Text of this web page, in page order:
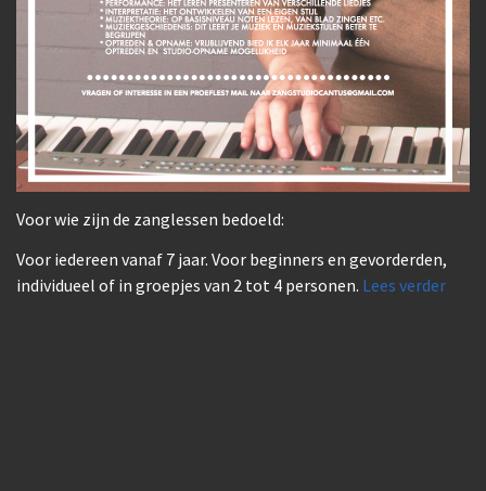
Voor wie zijn de zanglessen bedoeld:
Voor iedereen vanaf 7 jaar. Voor beginners en gevorderden,
individueel of in groepjes van 2 tot 4 personen. Lees verder